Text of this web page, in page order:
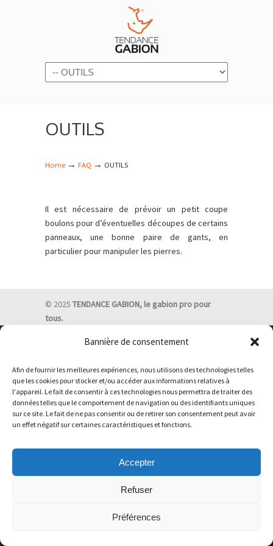
Bannière de consentement
Afin de fournir les meilleures expériences, nous utilisons des technologies telles
que les cookies pour stocker et/ou accéder aux informations relatives à
l'appareil. Le fait de consentir à ces technologies nous permettra de traiter des
données telles que le comportement de navigation ou des identifiants uniques
sur ce site. Le fait de ne pas consentir ou de retirer son consentement peut avoir
un effet négatif sur certaines caractéristiques et fonctions.
Accepter
Refuser
Préférences
Navigation
OUTILS
Home → FAQ → OUTILS
Il est nécessaire de prévoir un petit coupe
boulons pour d’éventuelles découpes de certains
panneaux, une bonne paire de gants, en
particulier pour manipuler les pierres.
© 2025 TENDANCE GABION, le gabion pro pour
tous.